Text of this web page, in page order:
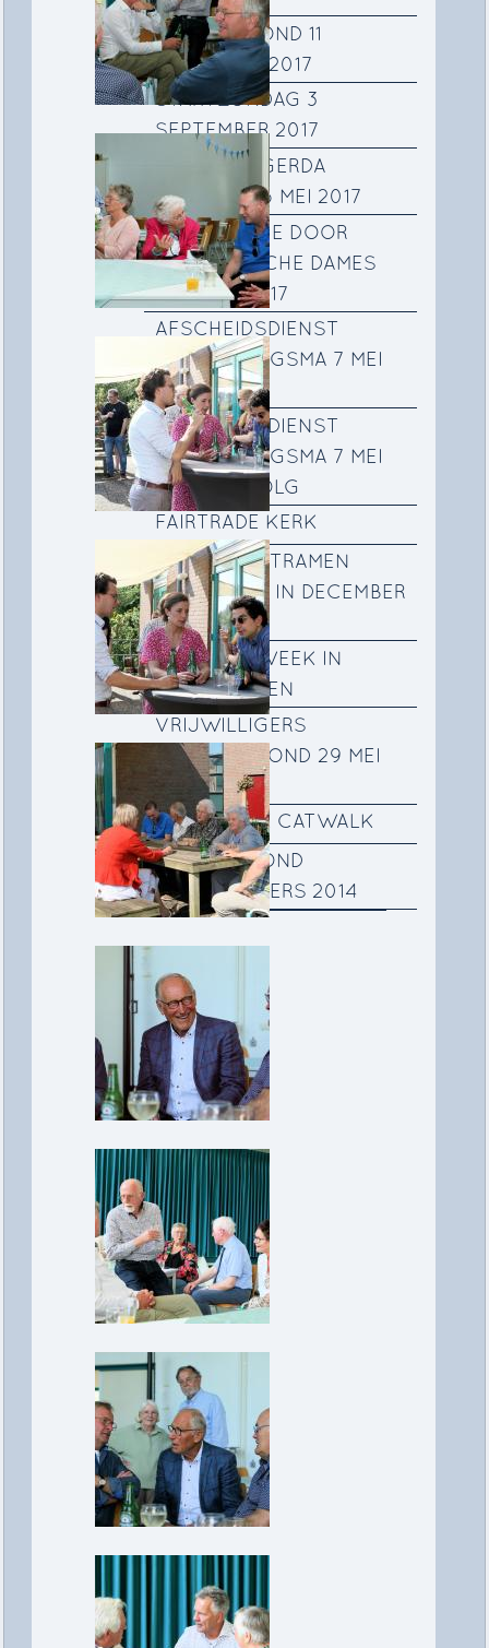
VEILINGAVOND 11
NOVEMBER 2017
STARTZONDAG 3
SEPTEMBER 2017
AFSCHEID GERDA
JONGSMA 6 MEI 2017
PRESENTATIE DOOR
INDONESISCHE DAMES
OP 5 MEI 2017
AFSCHEIDSDIENST
GERDA JONGSMA 7 MEI
2017
AFSCHEIDSDIENST
GERDA JONGSMA 7 MEI
2017 VERVOLG
FAIRTRADE KERK
DE VOORZETRAMEN
GEPLAATST IN DECEMBER
2015
DE STILLE WEEK IN
SCHILDERIJEN
VRIJWILLIGERS
VERWENAVOND 29 MEI
2015
KERK OP DE CATWALK
BEDANKAVOND
VRIJWILLIGERS 2014